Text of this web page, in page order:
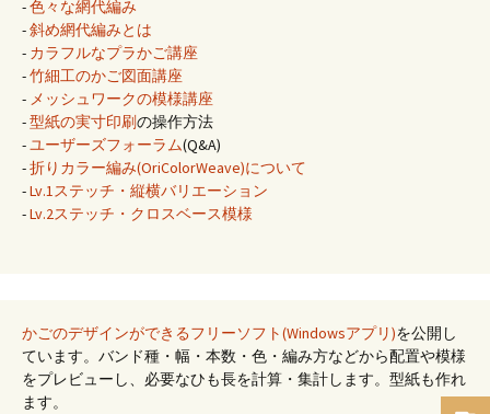
-色々な網代編み
-斜め網代編みとは
- カラフルなプラかご講座
-竹細工のかご図面講座
- メッシュワークの模様講座
-型紙の実寸印刷の操作方法
-ユーザーズフォーラム(Q&A)
-折りカラー編み(OriColorWeave)について
-Lv.1ステッチ・縦横バリエーション
-Lv.2ステッチ・クロスベース模様
かごのデザインができるフリーソフト(Windowsアプリ)を公開し
ています。バンド種・幅・本数・色・編み方などから配置や模様
をプレビューし、必要なひも長を計算・集計します。型紙も作れ
ます。